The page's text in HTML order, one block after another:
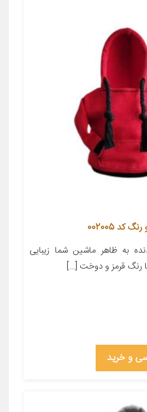
002005
به ظاهر ماشین شما زیبایی
رنگ قرمز و دوخت […]
و خرید